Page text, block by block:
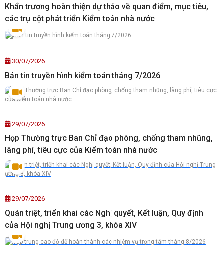
Khẩn trương hoàn thiện dự thảo về quan điểm, mục tiêu,
các trụ cột phát triển Kiểm toán nhà nước
30/07/2026
Bản tin truyền hình kiểm toán tháng 7/2026
29/07/2026
Họp Thường trực Ban Chỉ đạo phòng, chống tham nhũng,
lãng phí, tiêu cực của Kiểm toán nhà nước
29/07/2026
Quán triệt, triển khai các Nghị quyết, Kết luận, Quy định
của Hội nghị Trung ương 3, khóa XIV